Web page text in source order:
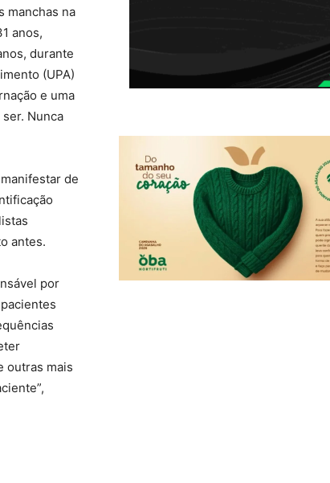
manchas na
anos,
durante
(UPA)
e uma
Nunca
de
antes.
por
outras mais